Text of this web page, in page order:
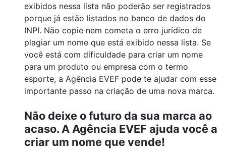
exibidos nessa lista não poderão ser registrados
porque já estão listados no banco de dados do
INPI. Não copie nem cometa o erro jurídico de
plagiar um nome que está exibido nessa lista. Se
você está com dificuldade para criar um nome
para um produto ou empresa com o termo
esporte, a Agência EVEF pode te ajudar com esse
importante passo na criação de uma nova marca.
Não deixe o futuro da sua marca ao
acaso. A Agência EVEF ajuda você a
criar um nome que vende!